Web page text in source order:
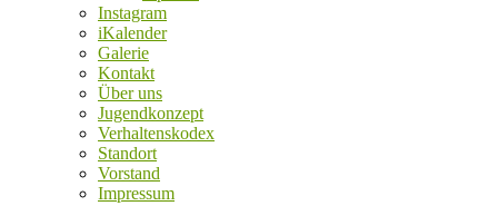
Instagram
iKalender
Galerie
Kontakt
Über uns
Jugendkonzept
Verhaltenskodex
Standort
Vorstand
Impressum